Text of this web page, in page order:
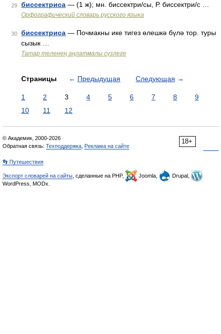
29 биссектриса — (1 ж); мн. биссектри/сы, Р. биссектри/с …
Орфографический словарь русского языка
30 биссектриса — Почмакны ике тигез өлешкә бүлә тор. туры
сызык …
Татар теленең аңлатмалы сүзлеге
Страницы ← Предыдущая Следующая →
1 2 3 4 5 6 7 8
9
10
11 12
18+
© Академик, 2000-2026
Обратная связь: Техподдержка Реклама на сайте
👣 Путешествия
Экспорт словарей на сайты , сделанные на PHP, Joomla,
Drupal,
WordPress, MODx.